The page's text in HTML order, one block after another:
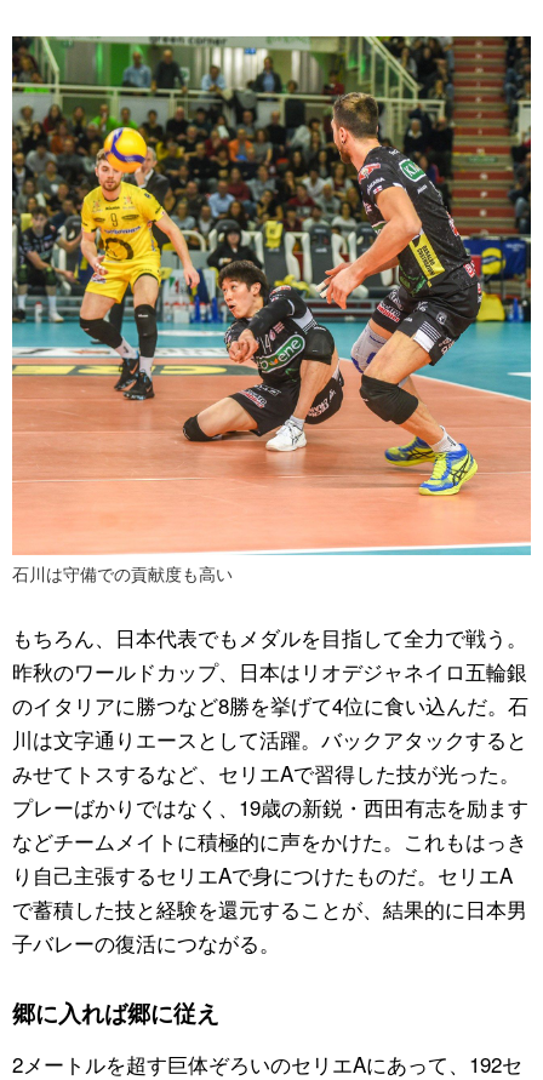
石川は守備での貢献度も高い
もちろん、日本代表でもメダルを目指して全力で戦う。
昨秋のワールドカップ、日本はリオデジャネイロ五輪銀
のイタリアに勝つなど8勝を挙げて4位に食い込んだ。石
川は文字通りエースとして活躍。バックアタックすると
みせてトスするなど、セリエAで習得した技が光った。
プレーばかりではなく、19歳の新鋭・西田有志を励ます
などチームメイトに積極的に声をかけた。これもはっき
り自己主張するセリエAで身につけたものだ。セリエA
で蓄積した技と経験を還元することが、結果的に日本男
子バレーの復活につながる。
郷に入れば郷に従え
2メートルを超す巨体ぞろいのセリエAにあって、192セ